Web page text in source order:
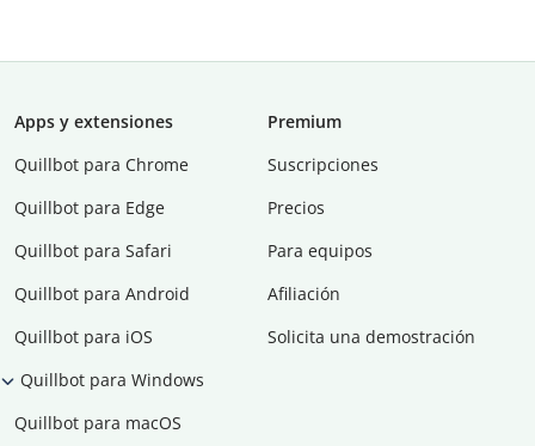
Apps y extensiones
Quillbot para Chrome
Quillbot para Edge
Quillbot para Safari
Quillbot para Android
Quillbot para iOS
Quillbot para Windows
Quillbot para macOS
Premium
Suscripciones
Precios
Para equipos
Afiliación
Solicita una demostración